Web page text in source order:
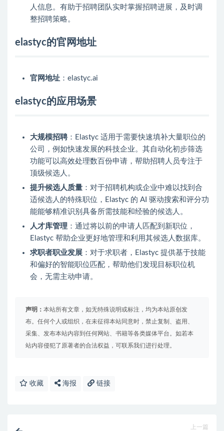
人信息。有助于招聘团队实时掌握招聘进展，及时调
整招聘策略。
elastyc的官网地址
官网地址 ：elastyc.ai
elastyc的应用场景
大规模招聘：Elastyc 适用于需要快速填补大量职位的
公司，例如快速发展的科技企业。其自动化初步筛选
功能可以高效处理数百份申请，帮助招聘人员专注于
顶级候选人。
提升候选人质量 ：对于招聘机构或企业中难以找到合
适候选人的特殊职位，Elastyc 的 AI 驱动搜索和评分功
能能够精准识别具备所需技能和经验的候选人。
人才库管理 ：通过将以前的申请人匹配到新职位，
Elastyc 帮助企业更好地管理和利用其候选人数据库。
求职者职业发展 ：对于求职者，Elastyc 提供基于技能
和偏好的智能职位匹配，帮助他们发现目标职位机
会，无需主动申请。
声明： 本站所有文章，如无特殊说明或标注，均为本站原创发
布。任何个人或组织，在未征得本站同意时，禁止复制、盗用、
采集、发布本站内容到任何网站、书籍等各类媒体平台。如若本
站内容侵犯了原著者的合法权益，可联系我们进行处理。
收藏 海报 链接
上一篇